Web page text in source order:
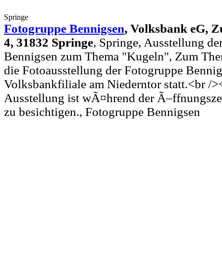
Springe
Fotogruppe Bennigsen, Volksbank eG,
4, 31832 Springe, Springe, Ausstellung
Bennigsen zum Thema "Kugeln", Zum
die Fotoausstellung der Fotogruppe
Volksbankfiliale am Niederntor statt.<br /
Ausstellung ist wÃ¤hrend der
zu besichtigen., Fotogruppe Bennigsen